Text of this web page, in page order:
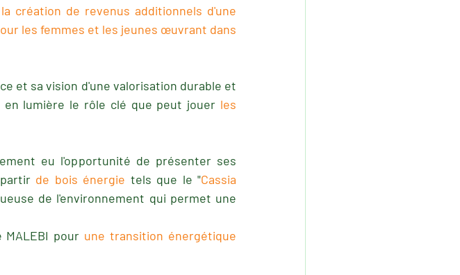
création de revenus additionnels d'une
les femmes et les jeunes œuvrant dans
et sa vision d'une valorisation durable et
lumière le rôle clé que peut jouer les
eu l'opportunité de présenter ses
de bois énergie tels que le "Cassia
de l'environnement qui permet une
pour une transition énergétique